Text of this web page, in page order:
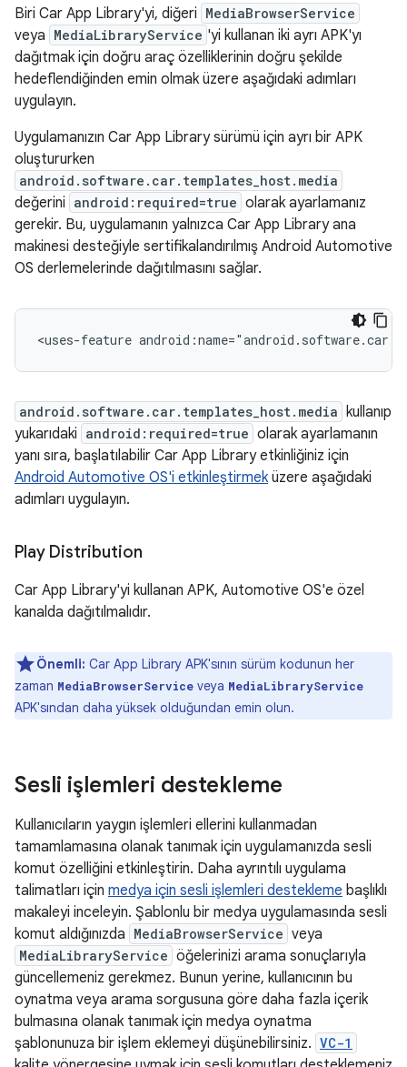
Biri Car App Library'yi, diğeri MediaBrowserService
veya MediaLibraryService 'yi kullanan iki ayrı APK'yı
dağıtmak için doğru araç özelliklerinin doğru şekilde
hedeflendiğinden emin olmak üzere aşağıdaki adımları
uygulayın.
Uygulamanızın Car App Library sürümü için ayrı bir APK
oluştururken
android.software.car.templates_host.media
değerini android:required=true olarak ayarlamanız
gerekir. Bu, uygulamanın yalnızca Car App Library ana
makinesi desteğiyle sertifikalandırılmış Android Automotive
OS derlemelerinde dağıtılmasını sağlar.
<uses-feature
android.software.car.templates_host.media kullanıp
yukarıdaki android:required=true olarak ayarlamanın
yanı sıra, başlatılabilir Car App Library etkinliğiniz için
Android Automotive OS'i etkinleştirmeküzere aşağıdaki
adımları uygulayın.
Play Distribution
Car App Library'yi kullanan APK, Automotive OS'e özel
kanalda dağıtılmalıdır.
Önemli: Car App Library APK'sının sürüm kodunun her
zaman MediaBrowserService veya MediaLibraryService
APK'sından daha yüksek olduğundan emin olun.
Sesli işlemleri destekleme
Kullanıcıların yaygın işlemleri ellerini kullanmadan
tamamlamasına olanak tanımak için uygulamanızda sesli
komut özelliğini etkinleştirin. Daha ayrıntılı uygulama
talimatları için medya için sesli işlemleri destekleme başlıklı
makaleyi inceleyin. Şablonlu bir medya uygulamasında sesli
komut aldığınızda MediaBrowserService veya
MediaLibraryService öğelerinizi arama sonuçlarıyla
güncellemeniz gerekmez. Bunun yerine, kullanıcının bu
oynatma veya arama sorgusuna göre daha fazla içerik
bulmasına olanak tanımak için medya oynatma
şablonunuza bir işlem eklemeyi düşünebilirsiniz. VC-1